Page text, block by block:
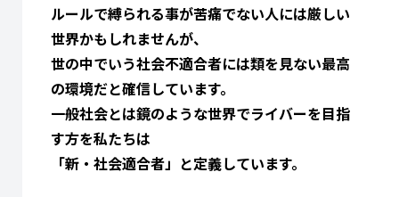
ルールで縛られる事が苦痛でない人には厳しい
世界かもしれませんが、
世の中でいう社会不適合者には類を見ない最高
の環境だと確信しています。
一般社会とは鏡のような世界でライバーを目指
す方を私たちは
「新・社会適合者」と定義しています。